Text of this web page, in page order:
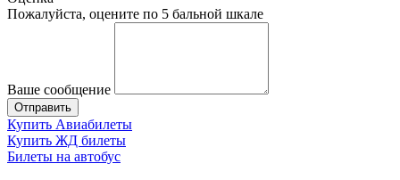
Пожалуйста, оцените по 5 бальной шкале
Ваше сообщение
Купить Авиабилеты
Купить ЖД билеты
Билеты на автобус